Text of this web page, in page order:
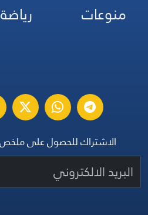
منوعات
رياضة
الاشتراك للحصول على